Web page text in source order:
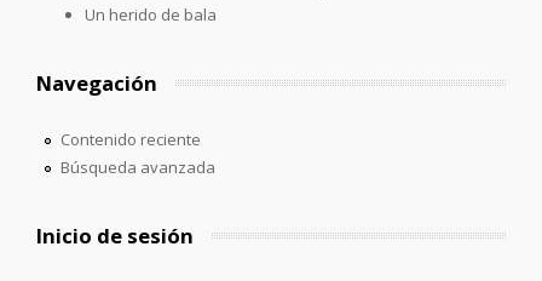
Un herido de bala
Navegación
Contenido reciente
Búsqueda avanzada
Inicio de sesión